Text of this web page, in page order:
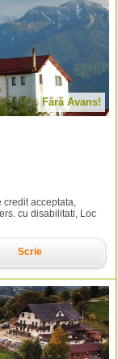
Fără Avans!
credit acceptata,
cu disabilitati, Loc
Scrie